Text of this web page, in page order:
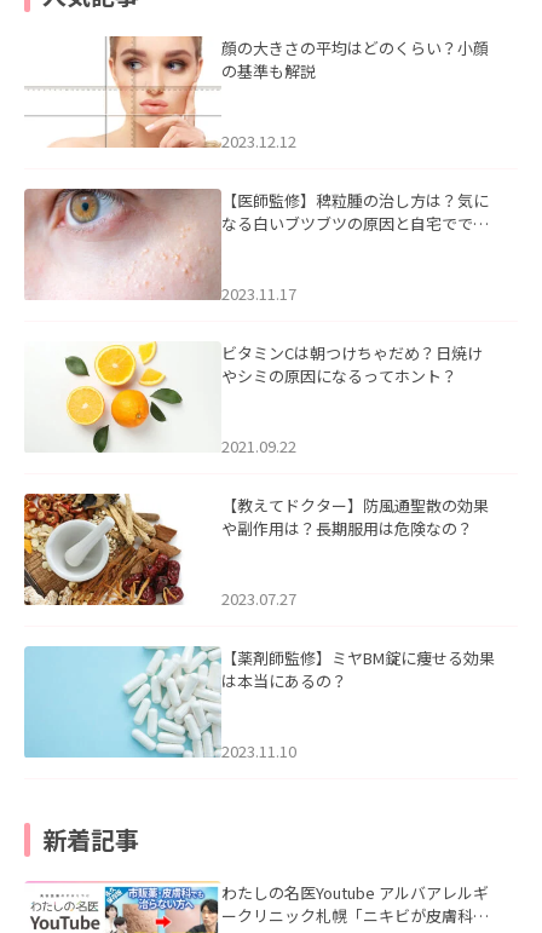
顔の大きさの平均はどのくらい？小顔
の基準も解説
2023.12.12
【医師監修】稗粒腫の治し方は？気に
なる白いブツブツの原因と自宅ででき
2023.11.17
ビタミンCは朝つけちゃだめ？日焼け
やシミの原因になるってホント？
2021.09.22
【教えてドクター】防風通聖散の効果
や副作用は？長期服用は危険なの？
2023.07.27
【薬剤師監修】ミヤBM錠に痩せる効果
は本当にあるの？
2023.11.10
新着記事
わたしの名医Youtube アルバアレルギ
ークリニック札幌「ニキビが皮膚科で